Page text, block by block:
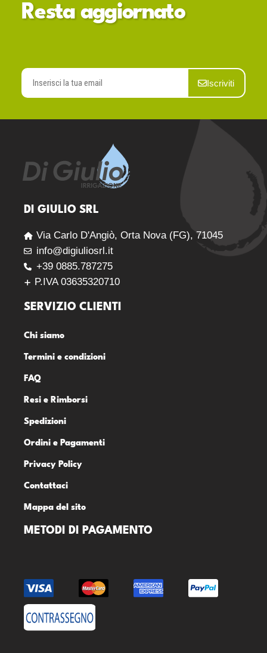
Resta aggiornato
Iscriviti
DI GIULIO SRL
Via Carlo D'Angiò, Orta Nova (FG), 71045
info@digiuliosrl.it
+39 0885.787275
P.IVA 03635320710
SERVIZIO CLIENTI
Chi siamo
Termini e condizioni
FAQ
Resi e Rimborsi
Spedizioni
Ordini e Pagamenti
Privacy Policy
Contattaci
Mappa del sito
METODI DI PAGAMENTO